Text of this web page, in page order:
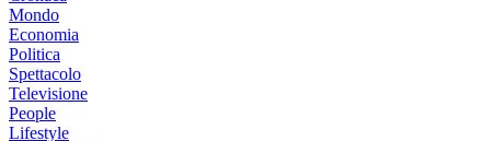
Mondo
Economia
Politica
Spettacolo
Televisione
People
Lifestyle